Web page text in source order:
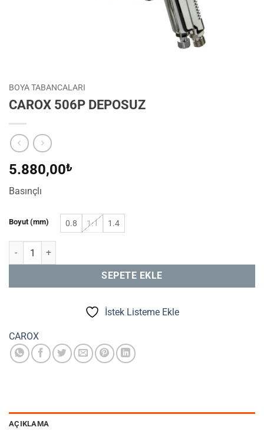
BOYA TABANCALARI
CAROX 506P DEPOSUZ
5.880,00₺
Basınçlı
Boyut (mm) 0.8 1.1 1.4
CAROX 506P DEPOSUZ adet
SEPETE EKLE
İstek Listeme Ekle
CAROX
AÇIKLAMA